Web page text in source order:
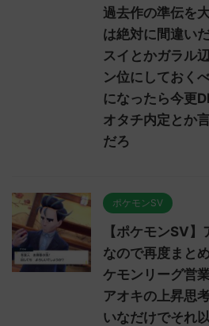
過去作の準伝を
は絶対に間違い
スイとかガラル
ン位にしておく
になったら今更
オタチ内定とか
だろ
ポケモンSV
【ポケモンSV
なので再度まと
ケモンリーグ営
アオキの上昇思
いなだけでそれ